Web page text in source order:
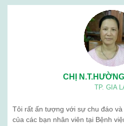
CHỊ
TP. GIA
Tôi rất ấn tượng với sự chu đáo
của các bạn nhân viên tại Bệnh